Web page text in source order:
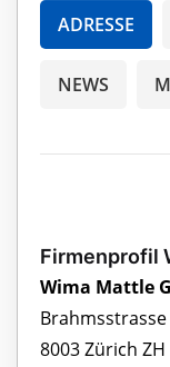
ADRESSE
NEWS
Firmenprofil
Wima Mattle
Brahmsstrasse
8003 Zürich ZH